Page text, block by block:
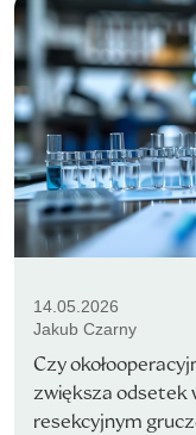
14.05.2026
Jakub Czarny
Czy
zwiększa odsetek
resekcyjnym